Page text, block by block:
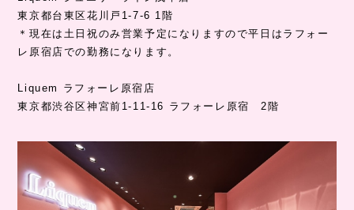
東京都台東区花川戸1-7-6 1階
＊現在は土日祝のみ営業予定になりますので平日はラフォー
レ原宿店での勤務になります。
Liquem ラフォーレ原宿店
東京都渋谷区神宮前1-11-16 ラフォーレ原宿 2階